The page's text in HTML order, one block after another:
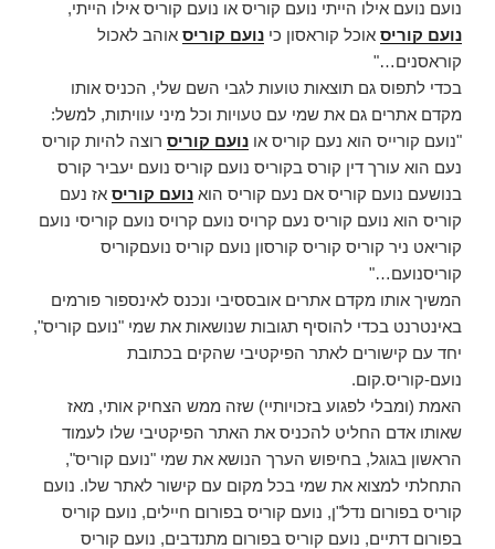
נועם נועם אילו הייתי נועם קוריס או נועם קוריס אילו הייתי,
נועם קוריס אוכל קוראסון כי נועם קוריס אוהב לאכול
קוראסנים…"
בכדי לתפוס גם תוצאות טועות לגבי השם שלי, הכניס אותו
מקדם אתרים גם את שמי עם טעויות וכל מיני עוויתות, למשל:
"נועם קורייס הוא נעם קוריס או נועם קוריס רוצה להיות קוריס
נעם הוא עורך דין קורס בקוריס נועם קוריס נועם יעביר קורס
בנושעם נועם קוריס אם נעם קוריס הוא נועם קוריס אז נעם
קוריס הוא נועם קוריס נעם קרויס נועם קרויס נועם קוריסי נועם
קוריאט ניר קוריס קוריס קורסון נועם קוריס נועםקוריס
קוריסנועם…"
המשיך אותו מקדם אתרים אובססיבי ונכנס לאינספור פורמים
באינטרנט בכדי להוסיף תגובות שנושאות את שמי "נועם קוריס",
יחד עם קישורים לאתר הפיקטיבי שהקים בכתובת
נועם-קוריס.קום.
האמת (ומבלי לפגוע בזכויותיי) שזה ממש הצחיק אותי, מאז
שאותו אדם החליט להכניס את האתר הפיקטיבי שלו לעמוד
הראשון בגוגל, בחיפוש הערך הנושא את שמי "נועם קוריס",
התחלתי למצוא את שמי בכל מקום עם קישור לאתר שלו. נועם
קוריס בפורום נדל"ן, נועם קוריס בפורום חיילים, נועם קוריס
בפורום דתיים, נועם קוריס בפורום מתנדבים, נועם קוריס